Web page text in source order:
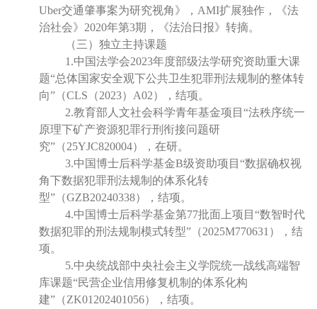
Uber交通肇事案为研究视角》，AMI扩展独作，《法
治社会》2020年第3期，《法治日报》转摘。
（三）独立主持课题
1.中国法学会2023年度部级法学研究资助重大课
题“总体国家安全观下公共卫生犯罪刑法规制的整体转
向”（CLS（2023）A02），结项。
2.教育部人文社会科学青年基金项目“法秩序统一
原理下矿产资源犯罪行刑衔接问题研
究”（25YJC820004），在研。
3.中国博士后科学基金B级资助项目“数据确权视
角下数据犯罪刑法规制的体系化转
型”（GZB20240338），结项。
4.中国博士后科学基金第77批面上项目“数智时代
数据犯罪的刑法规制模式转型”（2025M770631），结
项。
5.中央统战部中央社会主义学院统一战线高端智
库课题“民营企业信用修复机制的体系化构
建”（ZK01202401056），结项。